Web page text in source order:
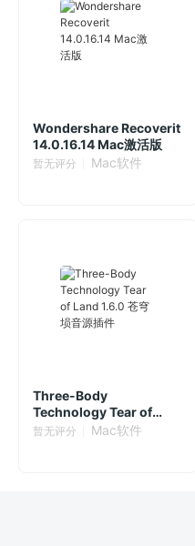
Wondershare Recoverit
14.0.16.14 Mac激活版
暂无评分 Mac软件
Three-Body
Technology Tear of
Land 1.6.0 苍穹埙音源插
暂无评分 Mac软件